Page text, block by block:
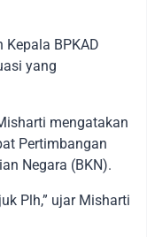
BPKAD
yang
mengatakan
Pertimbangan
Negara (BKN).
Plh,” ujar Misharti